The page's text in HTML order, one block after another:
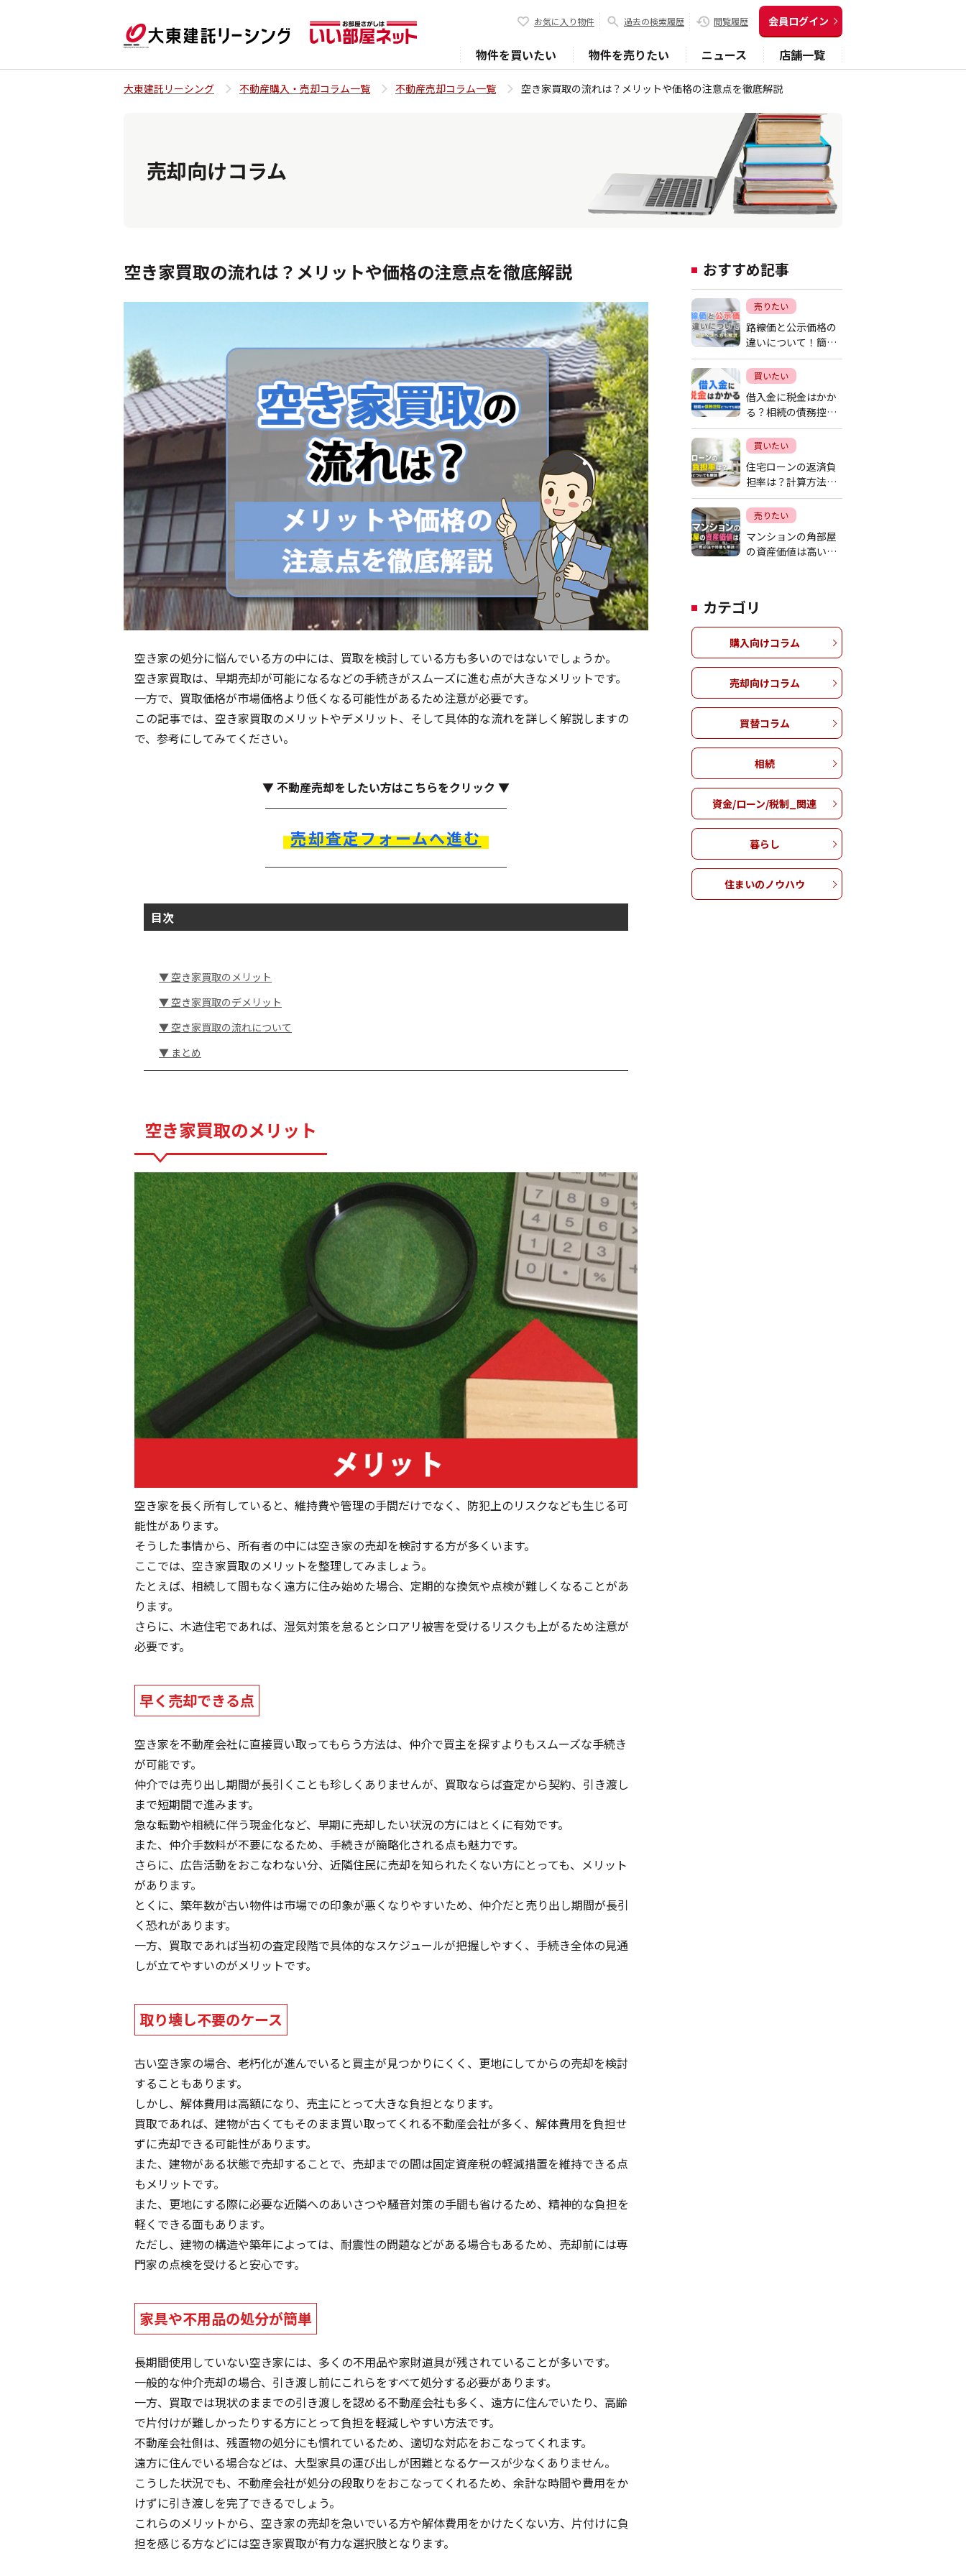
お気に入り物件 過去の検索履歴 閲覧履歴 会員ログイン
物件を買いたい 物件を売りたい ニュース 店舗一覧
大東建託リーシング 不動産購入・売却コラム一覧 不動産売却コラム一覧 空き家買取の流れは？メリットや価格の注意点を徹底解説
売却向けコラム
空き家買取の流れは？メリットや価格の注意点を徹底解説
空き家の処分に悩んでいる方の中には、買取を検討している方も多いのではないでしょうか。
空き家買取は、早期売却が可能になるなどの手続きがスムーズに進む点が大きなメリットです。
一方で、買取価格が市場価格より低くなる可能性があるため注意が必要です。
この記事では、空き家買取のメリットやデメリット、そして具体的な流れを詳しく解説しますの
で、参考にしてみてください。
▼ 不動産売却をしたい方はこちらをクリック ▼
売却査定フォームへ進む
目次
▼ 空き家買取のメリット
▼ 空き家買取のデメリット
▼ 空き家買取の流れについて
▼ まとめ
空き家買取のメリット
空き家を長く所有していると、維持費や管理の手間だけでなく、防犯上のリスクなども生じる可
能性があります。
そうした事情から、所有者の中には空き家の売却を検討する方が多くいます。
ここでは、空き家買取のメリットを整理してみましょう。
たとえば、相続して間もなく遠方に住み始めた場合、定期的な換気や点検が難しくなることがあ
ります。
さらに、木造住宅であれば、湿気対策を怠るとシロアリ被害を受けるリスクも上がるため注意が
必要です。
早く売却できる点
空き家を不動産会社に直接買い取ってもらう方法は、仲介で買主を探すよりもスムーズな手続き
が可能です。
仲介では売り出し期間が長引くことも珍しくありませんが、買取ならば査定から契約、引き渡し
まで短期間で進みます。
急な転勤や相続に伴う現金化など、早期に売却したい状況の方にはとくに有効です。
また、仲介手数料が不要になるため、手続きが簡略化される点も魅力です。
さらに、広告活動をおこなわない分、近隣住民に売却を知られたくない方にとっても、メリット
があります。
とくに、築年数が古い物件は市場での印象が悪くなりやすいため、仲介だと売り出し期間が長引
く恐れがあります。
一方、買取であれば当初の査定段階で具体的なスケジュールが把握しやすく、手続き全体の見通
しが立てやすいのがメリットです。
取り壊し不要のケース
古い空き家の場合、老朽化が進んでいると買主が見つかりにくく、更地にしてからの売却を検討
することもあります。
しかし、解体費用は高額になり、売主にとって大きな負担となります。
買取であれば、建物が古くてもそのまま買い取ってくれる不動産会社が多く、解体費用を負担せ
ずに売却できる可能性があります。
また、建物がある状態で売却することで、売却までの間は固定資産税の軽減措置を維持できる点
もメリットです。
また、更地にする際に必要な近隣へのあいさつや騒音対策の手間も省けるため、精神的な負担を
軽くできる面もあります。
ただし、建物の構造や築年によっては、耐震性の問題などがある場合もあるため、売却前には専
門家の点検を受けると安心です。
家具や不用品の処分が簡単
長期間使用していない空き家には、多くの不用品や家財道具が残されていることが多いです。
一般的な仲介売却の場合、引き渡し前にこれらをすべて処分する必要があります。
一方、買取では現状のままでの引き渡しを認める不動産会社も多く、遠方に住んでいたり、高齢
で片付けが難しかったりする方にとって負担を軽減しやすい方法です。
不動産会社側は、残置物の処分にも慣れているため、適切な対応をおこなってくれます。
遠方に住んでいる場合などは、大型家具の運び出しが困難となるケースが少なくありません。
こうした状況でも、不動産会社が処分の段取りをおこなってくれるため、余計な時間や費用をか
けずに引き渡しを完了できるでしょう。
これらのメリットから、空き家の売却を急いでいる方や解体費用をかけたくない方、片付けに負
担を感じる方などには空き家買取が有力な選択肢となります。
おすすめ記事
売りたい
路線価と公示価格の
違いについて！簡単
な調べ方も解説
買いたい
借入金に税金はかか
る？相続の債務控除
についても解説
買いたい
住宅ローンの返済負
担率は？計算方法に
ついても解説
売りたい
マンションの角部屋
の資産価値は高い？
カテゴリ
購入向けコラム
売却向けコラム
買替コラム
相続
資金/ローン/税制_関連
暮らし
住まいのノウハウ